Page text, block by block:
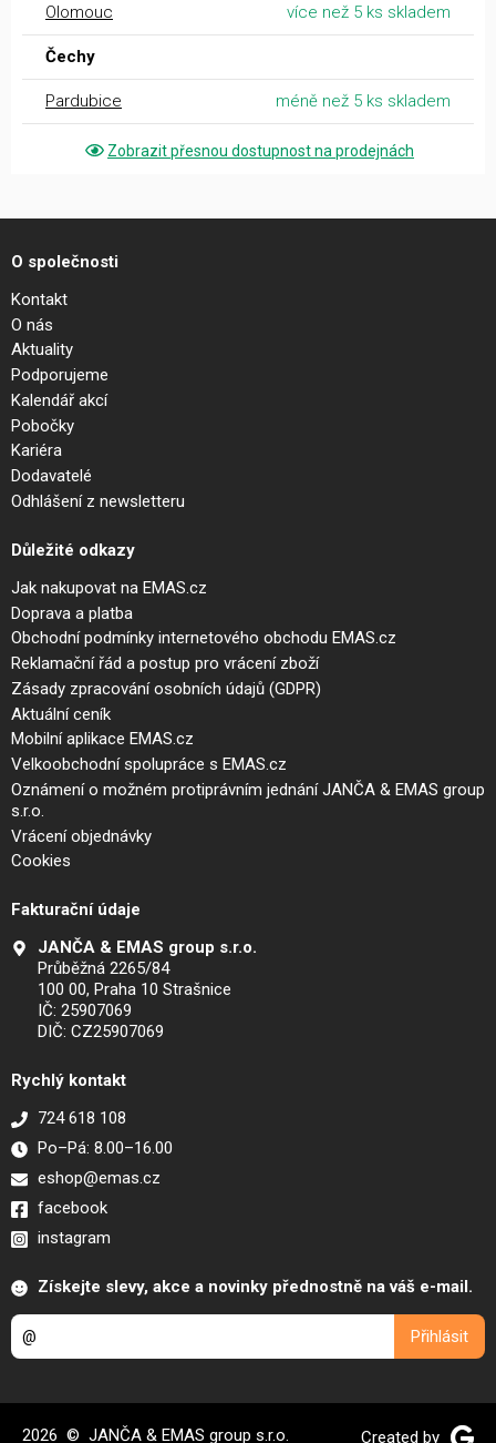
Olomouc více než 5 ks skladem
Čechy
Pardubice méně než 5 ks skladem
Zobrazit přesnou dostupnost na prodejnách
O společnosti
Kontakt
O nás
Aktuality
Podporujeme
Kalendář akcí
Pobočky
Kariéra
Dodavatelé
Odhlášení z newsletteru
Důležité odkazy
Jak nakupovat na EMAS.cz
Doprava a platba
Obchodní podmínky internetového obchodu EMAS.cz
Reklamační řád a postup pro vrácení zboží
Zásady zpracování osobních údajů (GDPR)
Aktuální ceník
Mobilní aplikace EMAS.cz
Velkoobchodní spolupráce s EMAS.cz
Oznámení o možném protiprávním jednání JANČA & EMAS group
s.r.o.
Vrácení objednávky
Cookies
Fakturační údaje
JANČA & EMAS group s.r.o.
Průběžná 2265/84
100 00, Praha 10 Strašnice
IČ: 25907069
DIČ: CZ25907069
Rychlý kontakt
724 618 108
Po–Pá: 8.00–16.00
eshop@emas.cz
facebook
instagram
Získejte slevy, akce a novinky přednostně na váš e-mail.
2026 © JANČA & EMAS group s.r.o. Created by